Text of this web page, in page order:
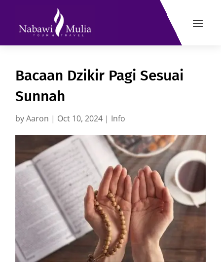
Bacaan Dzikir Pagi Sesuai
Sunnah
byAaron | Oct 10, 2024 | Info